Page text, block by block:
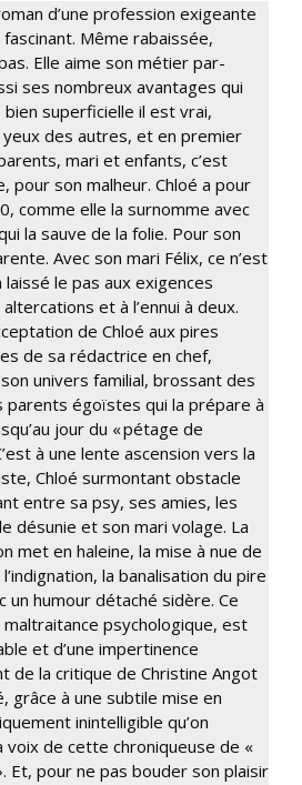
d’une profession exigeante
Même rabaissée,
Elle aime son métier par-
ses nombreux avantages qui
superficielle il est vrai,
yeux des autres, et en premier
mari et enfants, c’est
pour son malheur. Chloé a pour
comme elle la surnomme avec
la sauve de la folie. Pour son
Avec son mari Félix, ce n’est
laissé le pas aux exigences
et à l’ennui à deux.
de Chloé aux pires
de sa rédactrice en chef,
univers familial, brossant des
parents égoïstes qui la prépare à
jour du « pétage de
à une lente ascension vers la
Chloé surmontant obstacle
entre sa psy, ses amies, les
désunie et son mari volage. La
met en haleine, la mise à nue de
la banalisation du pire
un humour détaché sidère. Ce
psychologique, est
et d’une impertinence
de la critique de Christine Angot
grâce à une subtile mise en
inintelligible qu’on
de cette chroniqueuse de «
Et, pour ne pas bouder son plaisir